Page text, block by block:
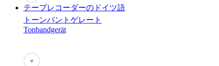
テープレコーダーのドイツ語
トーンバントゲレート
Tonbandgerät
♥